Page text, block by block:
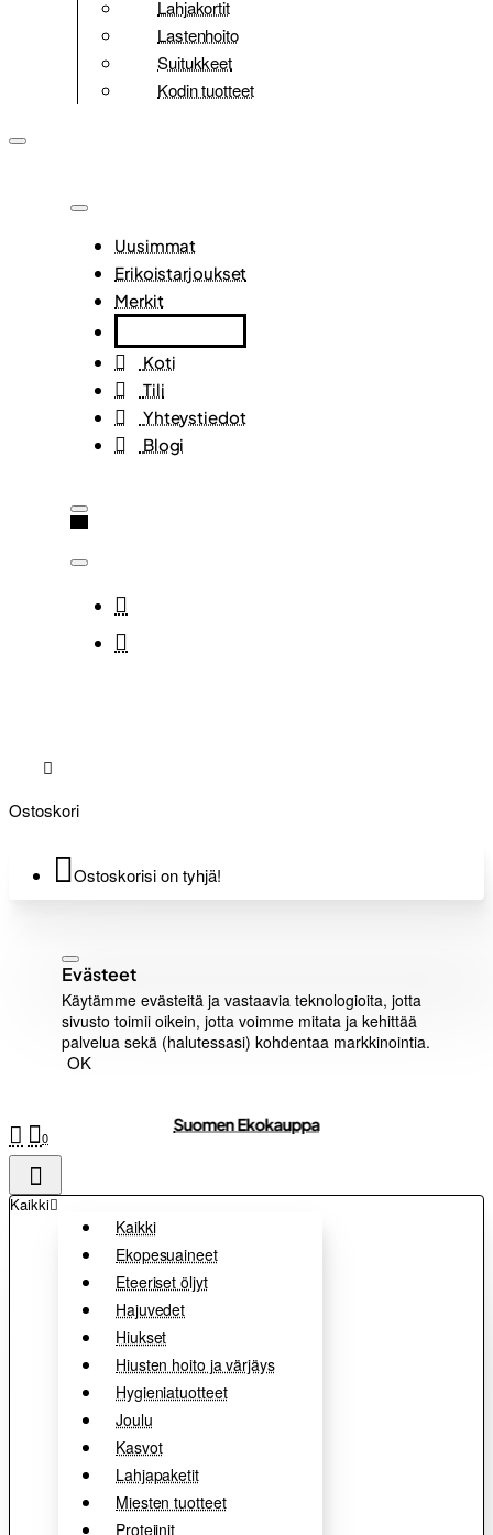
Lahjakortit
Lastenhoito
Suitukkeet
Kodin tuotteet
Uusimmat
Erikoistarjoukset
Merkit
Koti
Tili
Yhteystiedot
Blogi
Ostoskori
Ostoskorisi on tyhjä!
Evästeet
Käytämme evästeitä ja vastaavia teknologioita, jotta
sivusto toimii oikein, jotta voimme mitata ja kehittää
palvelua sekä (halutessasi) kohdentaa markkinointia.
OK
Suomen Ekokauppa
0
Kaikki
Kaikki
Ekopesuaineet
Eteeriset öljyt
Hajuvedet
Hiukset
Hiusten hoito ja värjäys
Hygieniatuotteet
Joulu
Kasvot
Lahjapaketit
Miesten tuotteet
Proteiinit